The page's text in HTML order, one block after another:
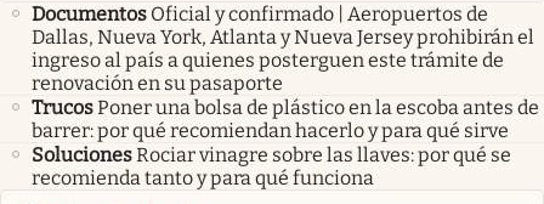
Documentos Oficial y confirmado | Aeropuertos de
Dallas, Nueva York, Atlanta y Nueva Jersey prohibirán el
ingreso al país a quienes posterguen este trámite de
renovación en su pasaporte
TrucosPoner una bolsa de plástico en la escoba antes de
barrer: por qué recomiendan hacerlo y para qué sirve
SolucionesRociar vinagre sobre las llaves: por qué se
recomienda tanto y para qué funciona